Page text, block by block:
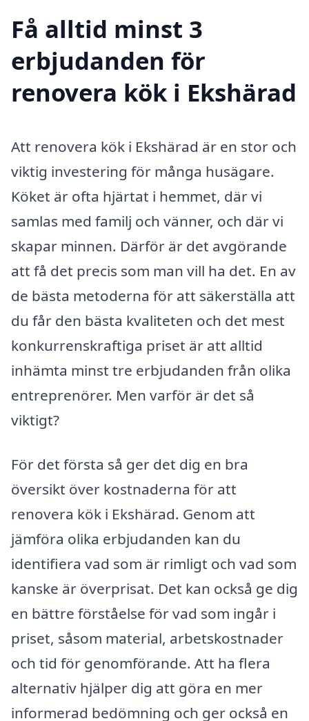
Få alltid minst 3
erbjudanden för
renovera kök i Ekshärad
Att renovera kök i Ekshärad är en stor och
viktig investering för många husägare.
Köket är ofta hjärtat i hemmet, där vi
samlas med familj och vänner, och där vi
skapar minnen. Därför är det avgörande
att få det precis som man vill ha det. En av
de bästa metoderna för att säkerställa att
du får den bästa kvaliteten och det mest
konkurrenskraftiga priset är att alltid
inhämta minst tre erbjudanden från olika
entreprenörer. Men varför är det så
viktigt?
För det första så ger det dig en bra
översikt över kostnaderna för att
renovera kök i Ekshärad. Genom att
jämföra olika erbjudanden kan du
identifiera vad som är rimligt och vad som
kanske är överprisat. Det kan också ge dig
en bättre förståelse för vad som ingår i
priset, såsom material, arbetskostnader
och tid för genomförande. Att ha flera
alternativ hjälper dig att göra en mer
informerad bedömning och ger också en